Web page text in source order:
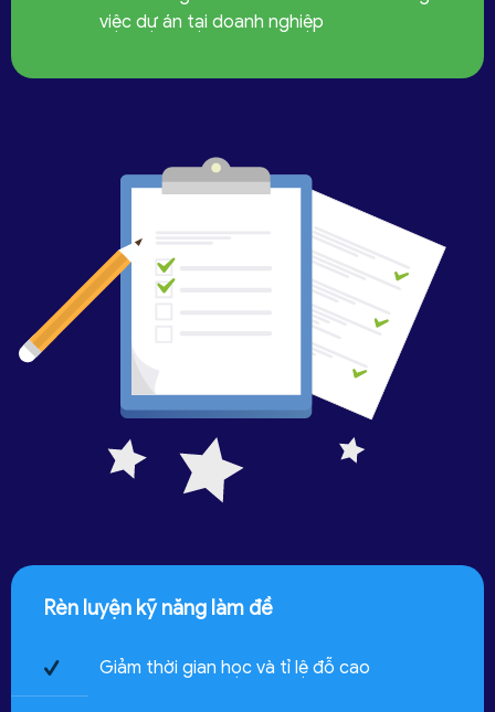
việc dự án tại doanh nghiệp
Rèn luyện kỹ năng làm đề
Giảm thời gian học và tỉ lệ đỗ cao